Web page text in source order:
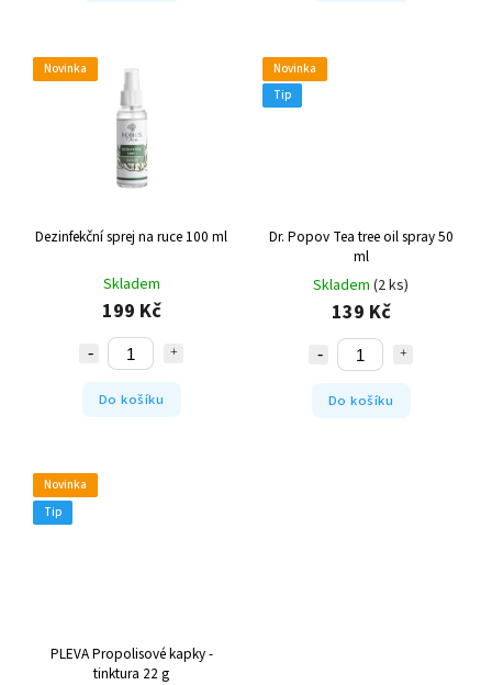
Novinka
Dezinfekční sprej na ruce 100 ml
Skladem
199 Kč
Do košíku
Novinka
Tip
Dr. Popov Tea tree oil spray 50
ml
Skladem (2 ks)
139 Kč
Do košíku
Novinka
Tip
PLEVA Propolisové kapky -
tinktura 22 g